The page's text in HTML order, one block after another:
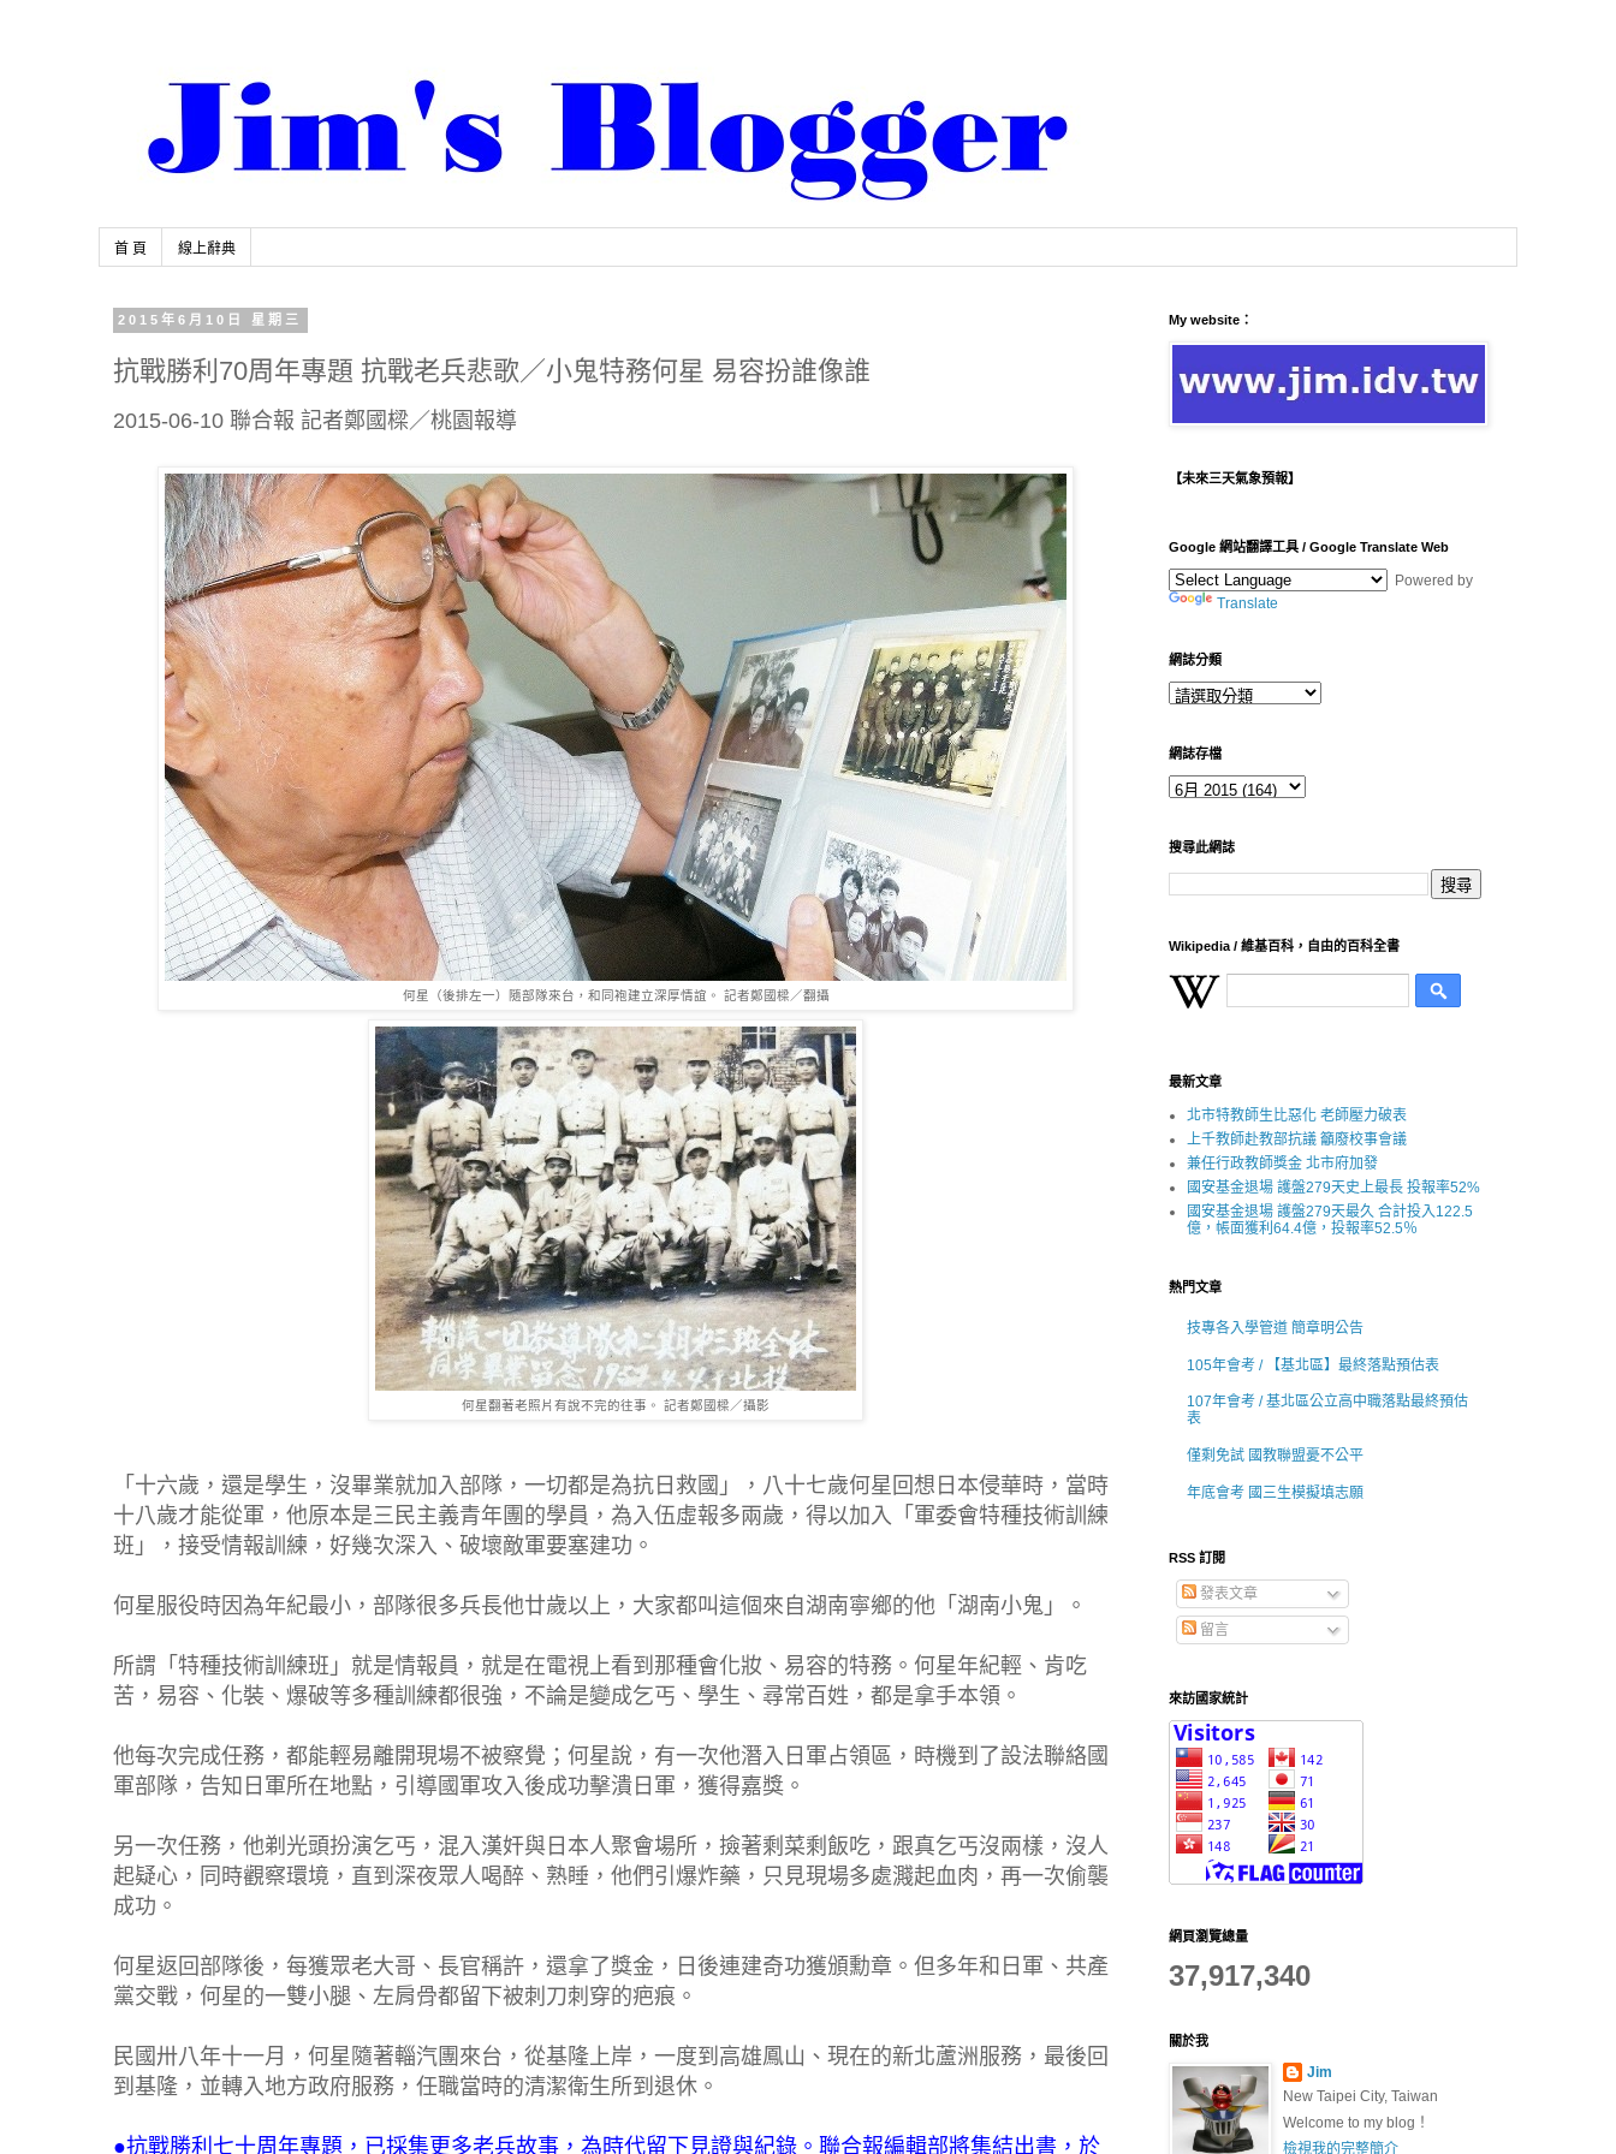
首 頁 線上辭典
2015年6月10日 星期三
抗戰勝利70周年專題 抗戰老兵悲歌／小鬼特務何星 易容扮誰像誰
2015-06-10 聯合報 記者鄭國樑／桃園報導
何星（後排左一）隨部隊來台，和同袍建立深厚情誼。 記者鄭國樑／翻攝
何星翻著老照片有說不完的往事。 記者鄭國樑／攝影
「十六歲，還是學生，沒畢業就加入部隊，一切都是為抗日救國」，八十七歲何星回想日本侵華時，當時
十八歲才能從軍，他原本是三民主義青年團的學員，為入伍虛報多兩歲，得以加入「軍委會特種技術訓練
班」，接受情報訓練，好幾次深入、破壞敵軍要塞建功。
何星服役時因為年紀最小，部隊很多兵長他廿歲以上，大家都叫這個來自湖南寧鄉的他「湖南小鬼」。
所謂「特種技術訓練班」就是情報員，就是在電視上看到那種會化妝、易容的特務。何星年紀輕、肯吃
苦，易容、化裝、爆破等多種訓練都很強，不論是變成乞丐、學生、尋常百姓，都是拿手本領。
他每次完成任務，都能輕易離開現場不被察覺；何星說，有一次他潛入日軍占領區，時機到了設法聯絡國
軍部隊，告知日軍所在地點，引導國軍攻入後成功擊潰日軍，獲得嘉獎。
另一次任務，他剃光頭扮演乞丐，混入漢奸與日本人聚會場所，撿著剩菜剩飯吃，跟真乞丐沒兩樣，沒人
起疑心，同時觀察環境，直到深夜眾人喝醉、熟睡，他們引爆炸藥，只見現場多處濺起血肉，再一次偷襲
成功。
何星返回部隊後，每獲眾老大哥、長官稱許，還拿了獎金，日後連建奇功獲頒勳章。但多年和日軍、共產
黨交戰，何星的一雙小腿、左肩骨都留下被刺刀刺穿的疤痕。
民國卅八年十一月，何星隨著輜汽團來台，從基隆上岸，一度到高雄鳳山、現在的新北蘆洲服務，最後回
到基隆，並轉入地方政府服務，任職當時的清潔衛生所到退休。
●抗戰勝利七十周年專題，已採集更多老兵故事，為時代留下見證與紀錄。聯合報編輯部將集結出書，於
My website：
【未來三天氣象預報】
Google 網站翻譯工具 / Google Translate Web
Powered by
Translate
網誌分類
網誌存檔
搜尋此網誌
Wikipedia / 維基百科，自由的百科全書
最新文章
北市特教師生比惡化 老師壓力破表
上千教師赴教部抗議 籲廢校事會議
兼任行政教師獎金 北市府加發
國安基金退場 護盤279天史上最長 投報率52%
國安基金退場 護盤279天最久 合計投入122.5
億，帳面獲利64.4億，投報率52.5％
熱門文章
技專各入學管道 簡章明公告
105年會考 / 【基北區】最終落點預估表
107年會考 / 基北區公立高中職落點最終預估
表
僅剩免試 國教聯盟憂不公平
年底會考 國三生模擬填志願
RSS 訂閱
發表文章
留言
來訪國家統計
網頁瀏覽總量
37,917,340
關於我
Jim
New Taipei City, Taiwan
Welcome to my blog！
檢視我的完整簡介